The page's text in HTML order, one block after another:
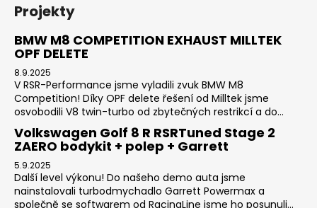
Projekty
BMW M8 COMPETITION EXHAUST MILLTEK
OPF DELETE
8.9.2025
V RSR-Performance jsme vyladili zvuk BMW M8
Competition! Díky OPF delete řešení od Milltek jsme
osvobodili V8 twin-turbo od zbytečných restrikcí a do...
Volkswagen Golf 8 R RSRTuned Stage 2
ZAERO bodykit + polep + Garrett
5.9.2025
Další level výkonu! Do našeho demo auta jsme
nainstalovali turbodmychadlo Garrett Powermax a
společně se softwarem od RacingLine jsme ho posunuli...